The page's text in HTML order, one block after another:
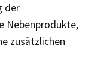
der
Nebenprodukte,
zusätzlichen